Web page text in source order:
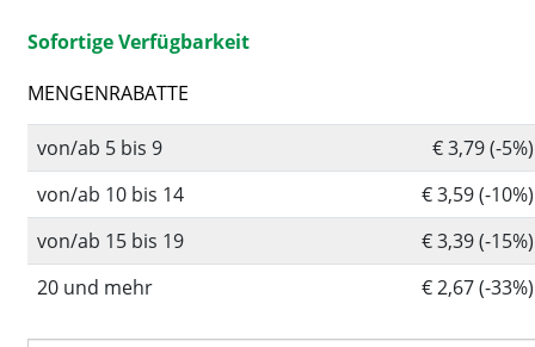
Sofortige Verfügbarkeit
MENGENRABATTE
von/ab 5 bis 9
€ 3,79 (-5%)
von/ab 10 bis 14
€ 3,59 (-10%)
von/ab 15 bis 19
€ 3,39 (-15%)
20 und mehr
€ 2,67 (-33%)